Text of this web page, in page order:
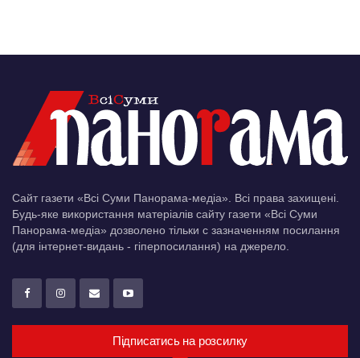
Сайт газети «Всі Суми Панорама-медіа». Всі права захищені.
Будь-яке використання матеріалів сайту газети «Всі Суми
Панорама-медіа» дозволено тільки c зазначенням посилання
(для інтернет-видань - гіперпосилання) на джерело.
Підписатись на розсилку